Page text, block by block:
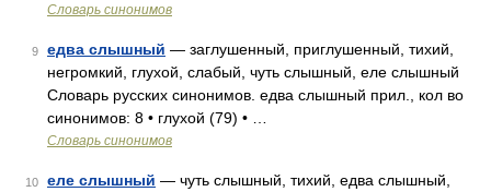
Словарь синонимов
9 едва слышный — заглушенный, приглушенный, тихий,
негромкий, глухой, слабый, чуть слышный, еле слышный
Словарь русских синонимов. едва слышный прил., кол во
синонимов: 8 • глухой (79) • …
Словарь синонимов
10 еле слышный — чуть слышный, тихий, едва слышный,